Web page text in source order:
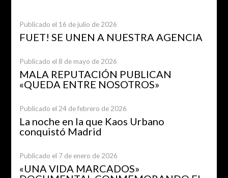
Publicado el 16 de julio de 2026
FUET! SE UNEN A NUESTRA AGENCIA
Publicado el 8 de mayo de 2026
MALA REPUTACIÓN PUBLICAN
«QUEDA ENTRE NOSOTROS»
Publicado el 24 de febrero de 2026
La noche en la que Kaos Urbano
conquistó Madrid
Publicado el 7 de enero de 2026
«UNA VIDA MARCADOS»